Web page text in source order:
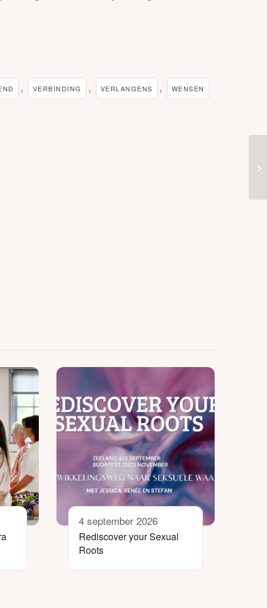
, VERBINDING , VERLANGENS , WENSEN
4 september 2026
Rediscover your Sexual
Roots